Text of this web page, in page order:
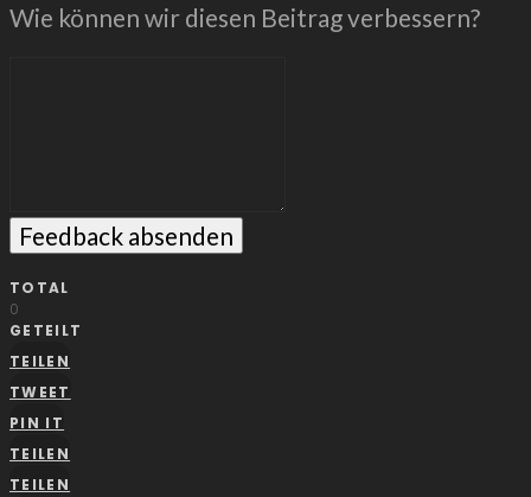
Wie können wir diesen Beitrag verbessern?
Feedback absenden
TOTAL
0
GETEILT
TEILEN
TWEET
PIN IT
TEILEN
TEILEN